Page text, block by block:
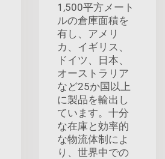
1,500平方メート
ルの倉庫面積を
有し、アメリ
カ、イギリス、
ドイツ、日本、
オーストラリア
など25か国以上
に製品を輸出し
ています。十分
な在庫と効率的
な物流体制によ
り、世界中での